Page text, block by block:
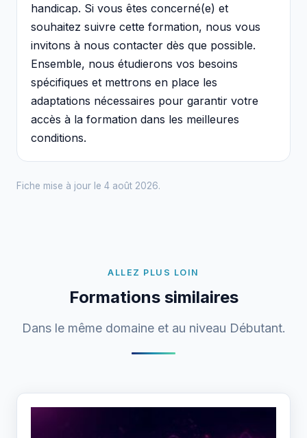
handicap. Si vous êtes concerné(e) et
souhaitez suivre cette formation, nous vous
invitons à nous contacter dès que possible.
Ensemble, nous étudierons vos besoins
spécifiques et mettrons en place les
adaptations nécessaires pour garantir votre
accès à la formation dans les meilleures
conditions.
Fiche mise à jour le 4 août 2026.
ALLEZ PLUS LOIN
Formations similaires
Dans le même domaine et au niveau Débutant.